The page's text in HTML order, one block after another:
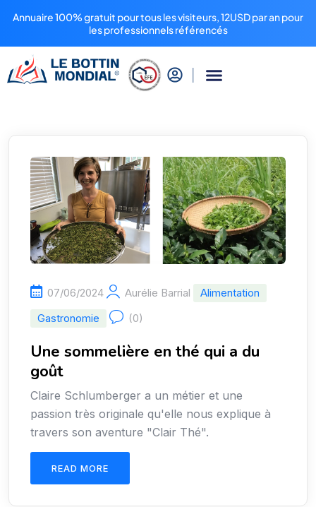
Annuaire 100% gratuit pour tous les visiteurs, 12USD par an pour
les professionnels référencés
07/06/2024 Aurélie Barrial
Alimentation
Gastronomie
(0)
Une sommelière en thé qui a du
goût
Claire Schlumberger a un métier et une
passion très originale qu'elle nous explique à
travers son aventure "Clair Thé".
READ MORE